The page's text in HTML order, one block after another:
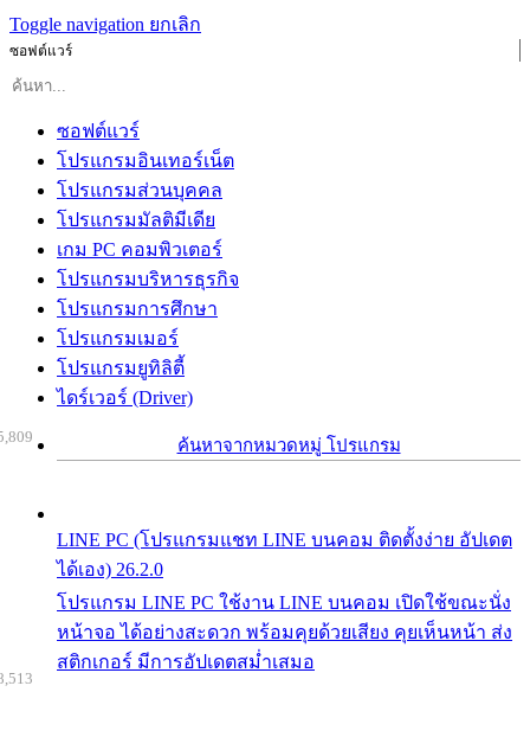
Toggle navigation ยกเลิก
ซอฟต์แวร์
ซอฟต์แวร์
โปรแกรมอินเทอร์เน็ต
โปรแกรมส่วนบุคคล
โปรแกรมมัลติมีเดีย
เกม PC คอมพิวเตอร์
โปรแกรมบริหารธุรกิจ
โปรแกรมการศึกษา
โปรแกรมเมอร์
โปรแกรมยูทิลิตี้
ไดร์เวอร์ (Driver)
ค้นหาจากหมวดหมู่ โปรแกรม
LINE PC (โปรแกรมแชท LINE บนคอม ติดตั้งง่าย อัปเดต
ได้เอง) 26.2.0
โปรแกรม LINE PC ใช้งาน LINE บนคอม เปิดใช้ขณะนั่ง
หน้าจอ ได้อย่างสะดวก พร้อมคุยด้วยเสียง คุยเห็นหน้า ส่ง
สติกเกอร์ มีการอัปเดตสม่ำเสมอ